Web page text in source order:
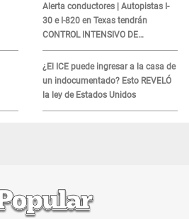
Alerta conductores | Autopistas I-
30 e I-820 en Texas tendrán
CONTROL INTENSIVO DE
SEGURIDAD: Estas serán las
HORAS CRÍTICAS
¿El ICE puede ingresar a la casa de
un indocumentado? Esto REVELÓ
la ley de Estados Unidos